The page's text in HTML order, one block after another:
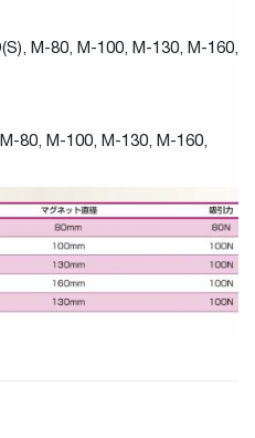
M-80, M-100, M-130, M-160,
80, M-100, M-130, M-160,